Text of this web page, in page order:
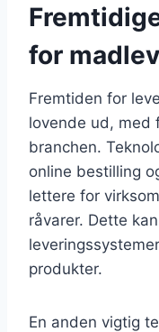
for
Fremtiden for
lovende ud, med
branchen.
online bestilling
lettere for
råvarer. Dette
produkter.
En anden vigtig